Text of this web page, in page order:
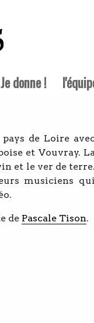
Je donne !
de Loire
et Vouvray.
et le ver de terre.
musiciens qui
de Pascale Tison.